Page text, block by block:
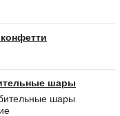
шары
шары